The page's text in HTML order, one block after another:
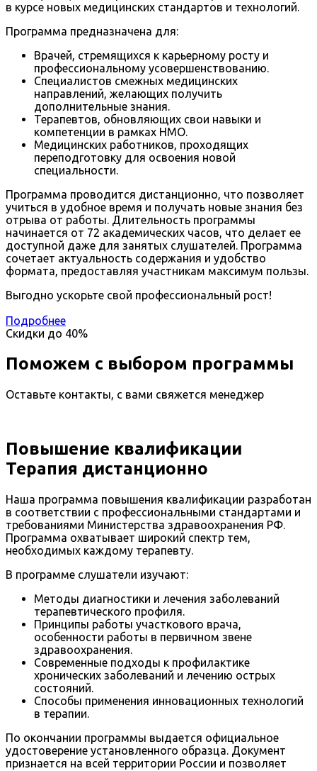
в курсе новых медицинских стандартов и технологий.
Программа предназначена для:
Врачей, стремящихся к карьерному росту и
профессиональному усовершенствованию.
Специалистов смежных медицинских
направлений, желающих получить
дополнительные знания.
Терапевтов, обновляющих свои навыки и
компетенции в рамках НМО.
Медицинских работников, проходящих
переподготовку для освоения новой
специальности.
Программа проводится дистанционно, что позволяет
учиться в удобное время и получать новые знания без
отрыва от работы. Длительность программы
начинается от 72 академических часов, что делает ее
доступной даже для занятых слушателей. Программа
сочетает актуальность содержания и удобство
формата, предоставляя участникам максимум пользы.
Выгодно ускорьте свой профессиональный рост!
Подробнее
Скидки до 40%
Поможем с выбором программы
Оставьте контакты, с вами свяжется менеджер
Повышение квалификации
Терапия дистанционно
Наша программа повышения квалификации разработан
в соответствии с профессиональными стандартами и
требованиями Министерства здравоохранения РФ.
Программа охватывает широкий спектр тем,
необходимых каждому терапевту.
В программе слушатели изучают:
Методы диагностики и лечения заболеваний
терапевтического профиля.
Принципы работы участкового врача,
особенности работы в первичном звене
здравоохранения.
Современные подходы к профилактике
хронических заболеваний и лечению острых
состояний.
Способы применения инновационных технологий
в терапии.
По окончании программы выдается официальное
удостоверение установленного образца. Документ
признается на всей территории России и позволяет